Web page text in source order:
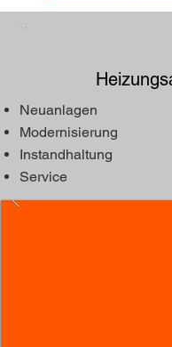
Neuanlagen
Modernisierung
Instandhaltung
Service